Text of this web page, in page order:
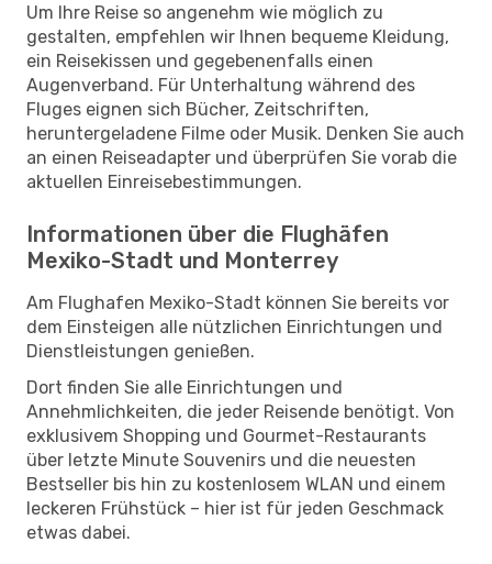
Um Ihre Reise so angenehm wie möglich zu
gestalten, empfehlen wir Ihnen bequeme Kleidung,
ein Reisekissen und gegebenenfalls einen
Augenverband. Für Unterhaltung während des
Fluges eignen sich Bücher, Zeitschriften,
heruntergeladene Filme oder Musik. Denken Sie auch
an einen Reiseadapter und überprüfen Sie vorab die
aktuellen Einreisebestimmungen.
Informationen über die Flughäfen
Mexiko-Stadt und Monterrey
Am Flughafen Mexiko-Stadt können Sie bereits vor
dem Einsteigen alle nützlichen Einrichtungen und
Dienstleistungen genießen.
Dort finden Sie alle Einrichtungen und
Annehmlichkeiten, die jeder Reisende benötigt. Von
exklusivem Shopping und Gourmet-Restaurants
über letzte Minute Souvenirs und die neuesten
Bestseller bis hin zu kostenlosem WLAN und einem
leckeren Frühstück – hier ist für jeden Geschmack
etwas dabei.